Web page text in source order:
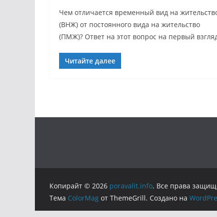
Чем отличается временный вид на
(ВНЖ) от постоянного вида на жительство
(ПМЖ)? Ответ на этот вопрос на первый
Читайте далее
Копирайт © 2026 poravalit.info. Все права
Тема ColorMag от ThemeGrill. Создано на